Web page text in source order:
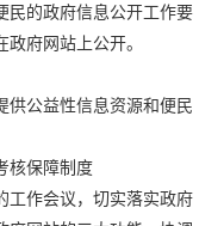
民的政府信息公开工作要
府网站上公开。
供公益性信息资源和便民
核保障制度
工作会议，切实落实政府